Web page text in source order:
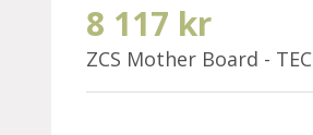
8 117 kr
ZCS Mother Board -